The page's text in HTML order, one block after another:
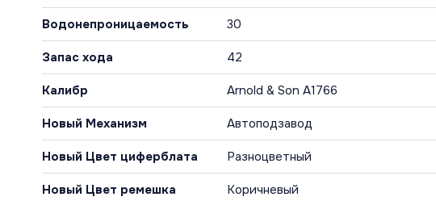
Водонепроницаемость 30
Запас хода 42
Калибр Arnold & Son A1766
Новый Механизм Автоподзавод
Новый Цвет циферблата Разноцветный
Новый Цвет ремешка Коричневый